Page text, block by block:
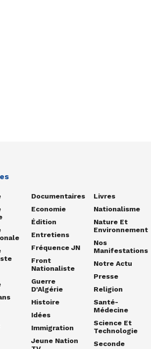
Documentaires
Economie
Édition
Entretiens
Fréquence JN
Front
Nationaliste
Guerre
D'Algérie
Histoire
Idées
Immigration
Jeune Nation
Livres
Nationalisme
Nature Et
Environnement
Nos
Manifestations
Notre Actu
Presse
Religion
Santé-
Médecine
Science Et
Technologie
Seconde